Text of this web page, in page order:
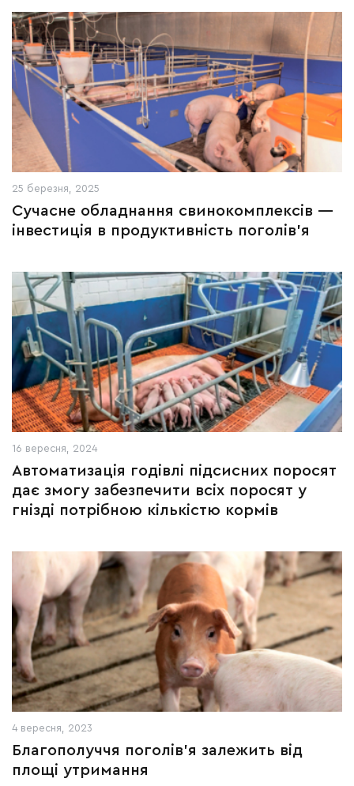
25 березня, 2025
Сучасне обладнання свинокомплексів —
інвестиція в продуктивність поголів’я
16 вересня, 2024
Автоматизація годівлі підсисних поросят
дає змогу забезпечити всіх поросят у
гнізді потрібною кількістю кормів
4 вересня, 2023
Благополуччя поголів’я залежить від
площі утримання